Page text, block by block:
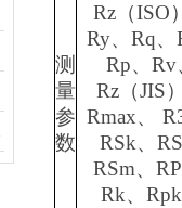
测
量
参
数
Rz（ISO
Ry、Rq、
Rp、Rv
Rz（JIS
Rmax、
RSk、
RSm、
Rk、